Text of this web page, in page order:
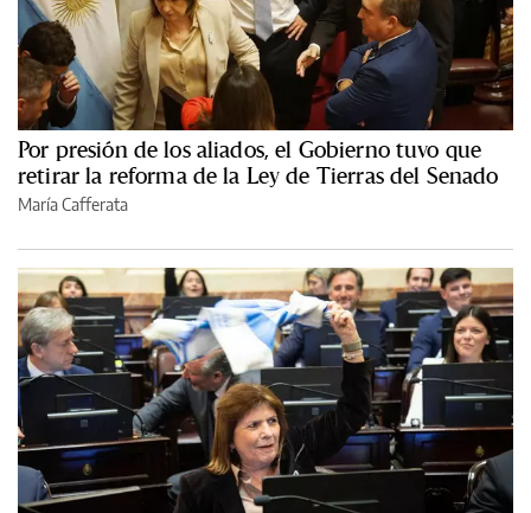
Por presión de los aliados, el Gobierno tuvo que
retirar la reforma de la Ley de Tierras del Senado
María Cafferata